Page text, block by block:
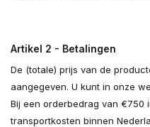
Artikel 2 - Betalingen
De (totale) prijs van de
aangegeven. U kunt in onze
Bij een orderbedrag van €750
transportkosten binnen